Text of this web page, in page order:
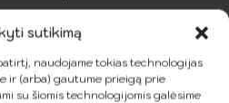
sutikimą
naudojame tokias technologijas
ir (arba) gautume prieigą prie
su šiomis technologijomis galėsime
27.99€
Į Krepšelį